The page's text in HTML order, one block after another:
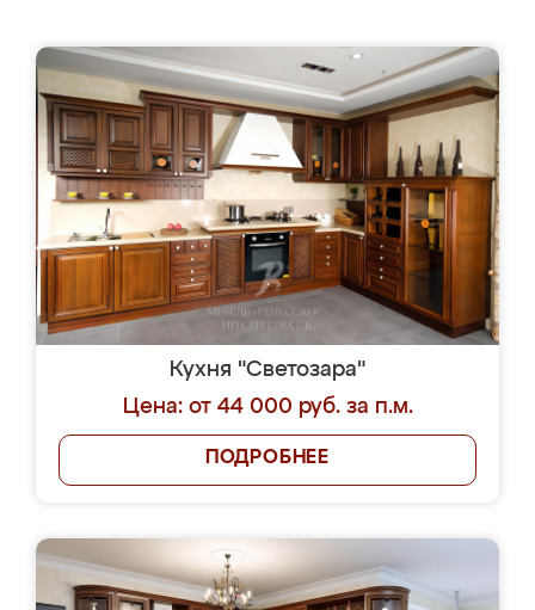
Кухня "Светозара"
Цена: от 44 000 руб. за п.м.
ПОДРОБНЕЕ